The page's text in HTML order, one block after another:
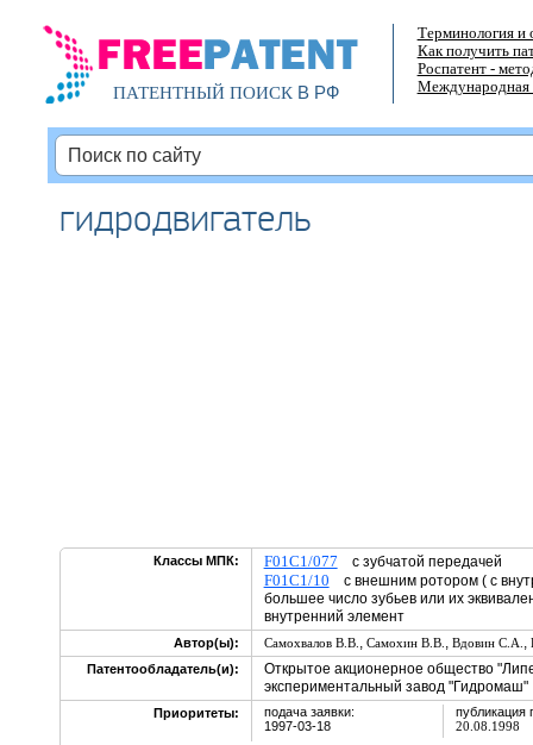
ПАТЕНТНЫЙ ПОИСКВ РФ
Терминология и
Как получить
Роспатент -
Международная
гидродвигатель
Классы МПК: F01C1/077 с зубчатой передачей
F01C1/10 с внешним ротором ( с
большее число зубьев или их
внутренний элемент
Автор(ы): Самохвалов В.В. , Самохин В.В. , Вдовин С.А. ,
Патентообладатель(и):
Открытое акционерное общество
экспериментальный завод "Гидромаш"
Приоритеты:
подача заявки:
1997-03-18
публикация
20.08.1998